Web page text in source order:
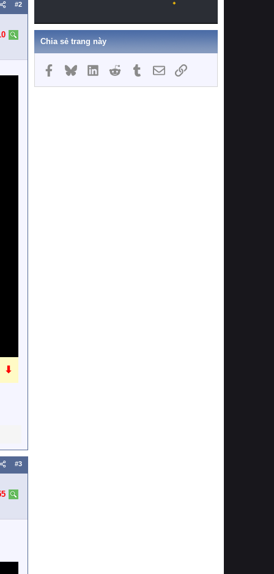
#2
⬇
#3
Chia sẻ trang này
Facebook
BlueskyLinkedInReddit TumblrEmailLink